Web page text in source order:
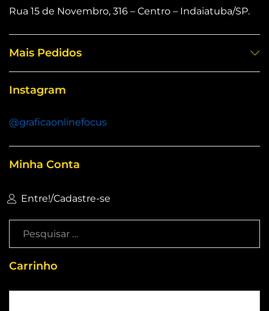
Rua 15 de Novembro, 316 – Centro – Indaiatuba/SP.
Mais Pedidos
Instagram
@graficaonlinefocus
Minha Conta
Entre!/Cadastre-se
Carrinho